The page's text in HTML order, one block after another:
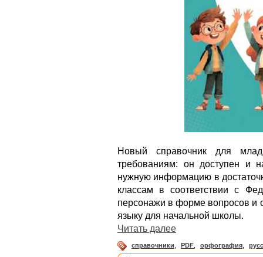
Новый справочник для
требованиям: он доступен и
нужную информацию в
классам в соответствии с
персонажи в форме вопросов и
языку для начальной школы.
Читать далее
справочники PDF орфография